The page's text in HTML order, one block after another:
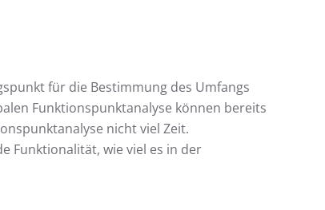
für die Bestimmung des Umfangs
Funktionspunktanalyse können bereits
nicht viel Zeit.
Funktionalität, wie viel es in der